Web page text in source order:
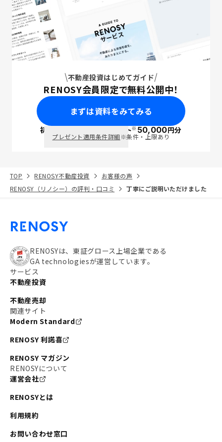
不動産投資はじめてガイド
RENOSY会員限定で無料公開中！
まずは資料をみてみる
初回面談で ポイント※50,000円分
プレゼント適用条件詳細※条件・上限あり
TOP RENOSY不動産投資
お客様の声
RENOSY（リノシー）の評判・口コミ
丁寧にご説明いただけました
RENOSYは、東証グロース上場企業である
GA technologiesが運営しています。
サービス
不動産投資
不動産売却
関連サイト
Modern Standard
RENOSY 利諾喜
RENOSY マガジン
RENOSYについて
運営会社
RENOSYとは
利用規約
お問い合わせ窓口